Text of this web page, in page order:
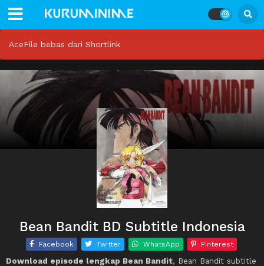
AceFile bebas dari Shortlink
Bean Bandit BD Subtitle Indonesia
Facebook Twitter WhatsApp Pinterest
Download episode lengkap Bean Bandit, Bean Bandit subtitle